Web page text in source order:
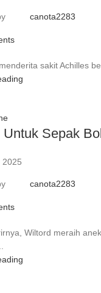
canota2283
sakit Achilles
Untuk Sepak
2025
canota2283
Wiltord meraih